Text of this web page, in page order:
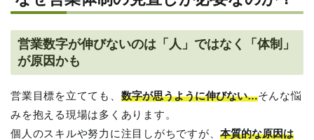
営業数字が伸びないのは「人」ではなく「体制」
が原因かも
営業目標を立てても、 数字が思うように伸びない…そんな悩
みを抱える現場は多くあります。
個人のスキルや努力に注目しがちですが、本質的な原因は